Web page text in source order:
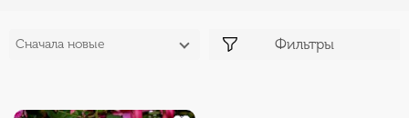
Сначала новые Фильтры